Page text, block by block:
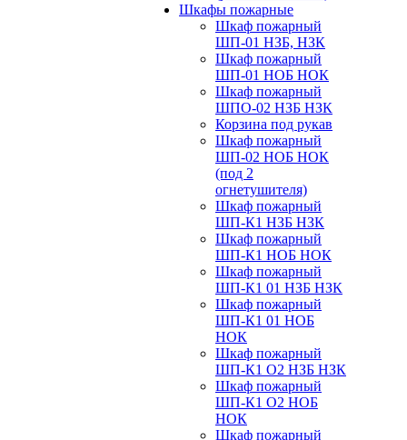
Шкафы пожарные
Шкаф пожарный
ШП-01 НЗБ, НЗК
Шкаф пожарный
ШП-01 НОБ НОК
Шкаф пожарный
ШПО-02 НЗБ НЗК
Корзина под рукав
Шкаф пожарный
ШП-02 НОБ НОК
(под 2
огнетушителя)
Шкаф пожарный
ШП-К1 НЗБ НЗК
Шкаф пожарный
ШП-К1 НОБ НОК
Шкаф пожарный
ШП-К1 01 НЗБ НЗК
Шкаф пожарный
ШП-К1 01 НОБ
НОК
Шкаф пожарный
ШП-К1 О2 НЗБ НЗК
Шкаф пожарный
ШП-К1 О2 НОБ
НОК
Шкаф пожарный